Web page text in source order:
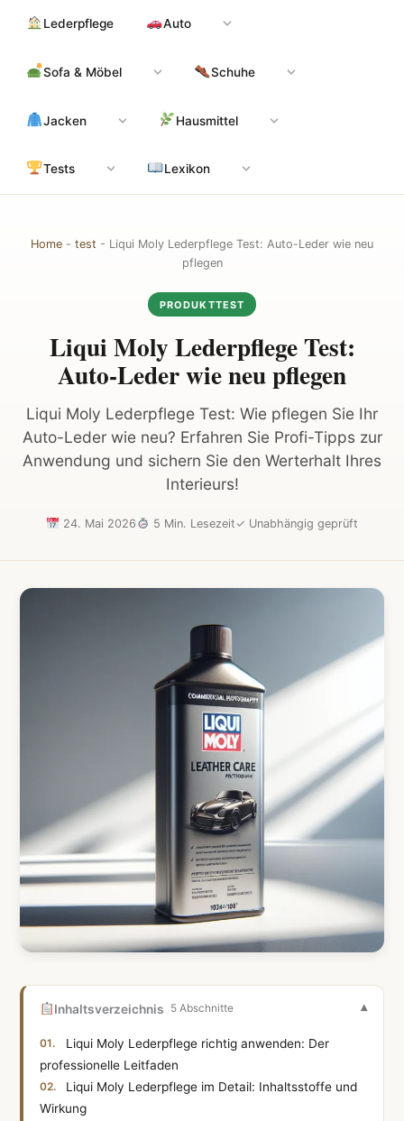
Inhalt
Lederpflege Auto
Sofa & Möbel Schuhe
Jacken Hausmittel
Tests Lexikon
Home - test - Liqui Moly Lederpflege Test: Auto-Leder wie neu
pflegen
PRODUKTTEST
Liqui Moly Lederpflege Test:
Auto-Leder wie neu pflegen
Liqui Moly Lederpflege Test: Wie pflegen Sie Ihr
Auto-Leder wie neu? Erfahren Sie Profi-Tipps zur
Anwendung und sichern Sie den Werterhalt Ihres
Interieurs!
24. Mai 2026 5 Min. Lesezeit✓ Unabhängig geprüft
Inhaltsverzeichnis 5 Abschnitte
Liqui Moly Lederpflege richtig anwenden: Der
professionelle Leitfaden
Liqui Moly Lederpflege im Detail: Inhaltsstoffe und
Wirkung